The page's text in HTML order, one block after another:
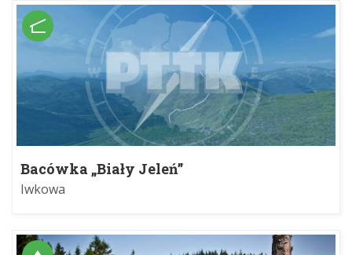
Bacówka „Biały Jeleń”
Iwkowa